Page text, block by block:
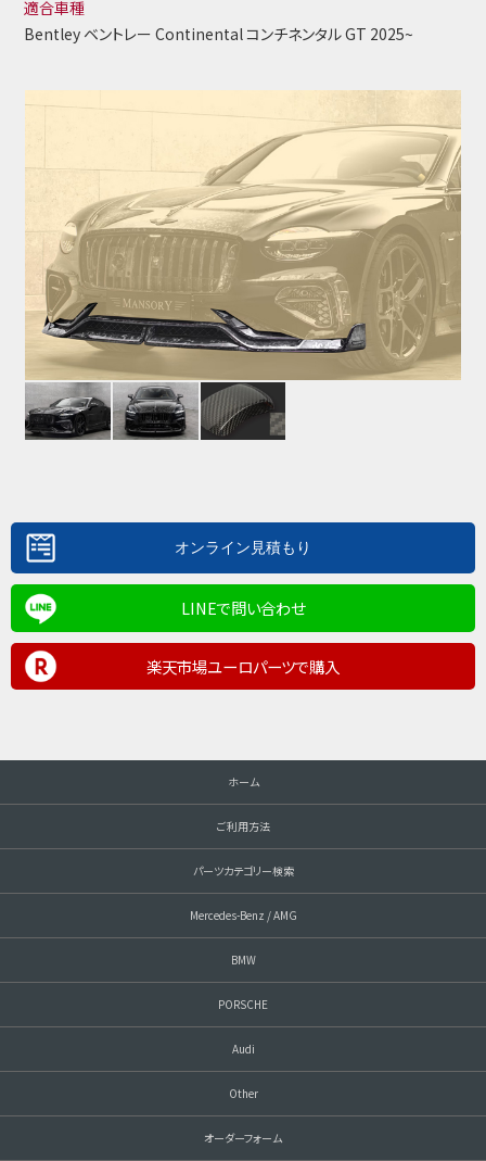
適合車種
Bentley ベントレー Continental コンチネンタル GT 2025~
LINEで問い合わせ
楽天市場ユーロパーツで購入
ホーム
ご利用方法
パーツカテゴリー検索
Mercedes-Benz / AMG
BMW
PORSCHE
Audi
Other
オーダーフォーム